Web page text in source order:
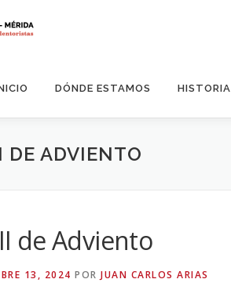
DÓNDE ESTAMOS HISTORIA
ADVIENTO
de Adviento
13, 2024 POR JUAN CARLOS ARIAS